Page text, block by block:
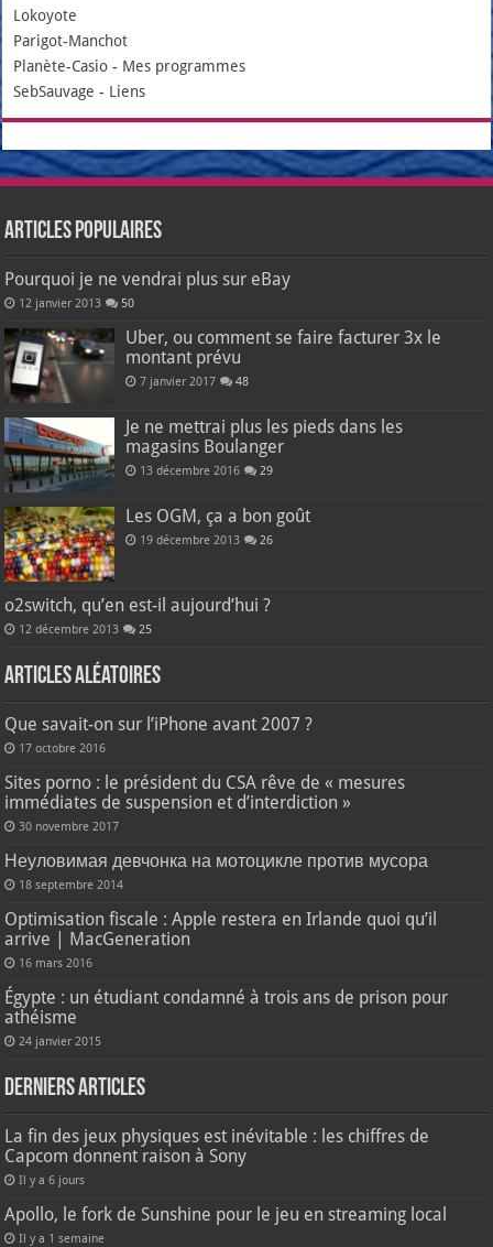
Lokoyote
Parigot-Manchot
Planète-Casio - Mes programmes
SebSauvage - Liens
Articles populaires
Pourquoi je ne vendrai plus sur eBay
12 janvier 2013 50
Uber, ou comment se faire facturer 3x le
montant prévu
7 janvier 2017 48
Je ne mettrai plus les pieds dans les
magasins Boulanger
13 décembre 2016 29
Les OGM, ça a bon goût
19 décembre 2013 26
o2switch, qu’en est-il aujourd’hui ?
12 décembre 2013 25
Articles aléatoires
Que savait-on sur l’iPhone avant 2007 ?
17 octobre 2016
Sites porno : le président du CSA rêve de « mesures
immédiates de suspension et d’interdiction »
30 novembre 2017
Неуловимая девчонка на мотоцикле против мусора
18 septembre 2014
Optimisation fiscale : Apple restera en Irlande quoi qu’il
arrive | MacGeneration
16 mars 2016
Égypte : un étudiant condamné à trois ans de prison pour
athéisme
24 janvier 2015
Derniers articles
La fin des jeux physiques est inévitable : les chiffres de
Capcom donnent raison à Sony
Il y a 6 jours
Apollo, le fork de Sunshine pour le jeu en streaming local
Il y a 1 semaine